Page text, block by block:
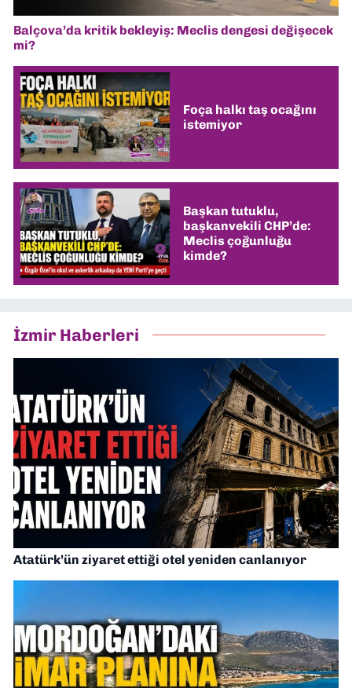
Balçova’da kritik bekleyiş: Meclis dengesi değişecek
mi?
Foça halkı taş ocağını
istemiyor
Başkan tutuklu,
başkanvekili CHP’de:
Meclis çoğunluğu
kimde?
İzmir Haberleri
Atatürk’ün ziyaret ettiği otel yeniden canlanıyor